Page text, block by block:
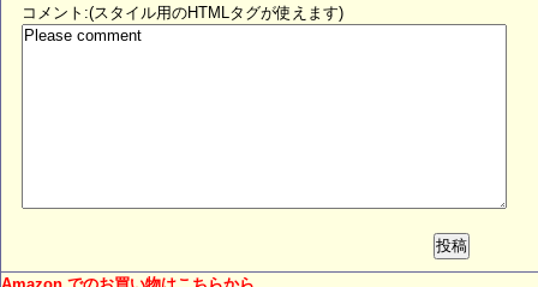
コメント:(スタイル用のHTMLタグが使えます)
投稿